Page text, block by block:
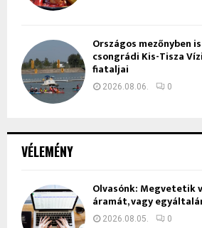
VÉLEMÉNY
Olvasónk: Megvetetik
áramát, vagy
2026.08.05. 0
Országos mezőnyben
csongrádi Kis-Tisza
fiataljai
2026.08.06. 0